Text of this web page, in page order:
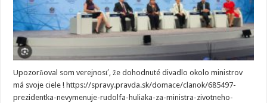
Upozorňoval som verejnosť, že dohodnuté divadlo okolo ministrov
má svoje ciele ! https://spravy.pravda.sk/domace/clanok/685497-
prezidentka-nevymenuje-rudolfa-huliaka-za-ministra-zivotneho-